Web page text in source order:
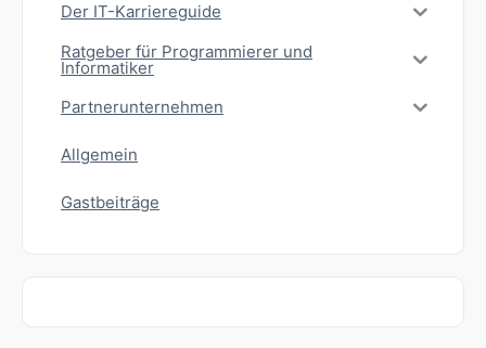
Der IT-Karriereguide
Ratgeber für Programmierer und
Informatiker
Partnerunternehmen
Allgemein
Gastbeiträge